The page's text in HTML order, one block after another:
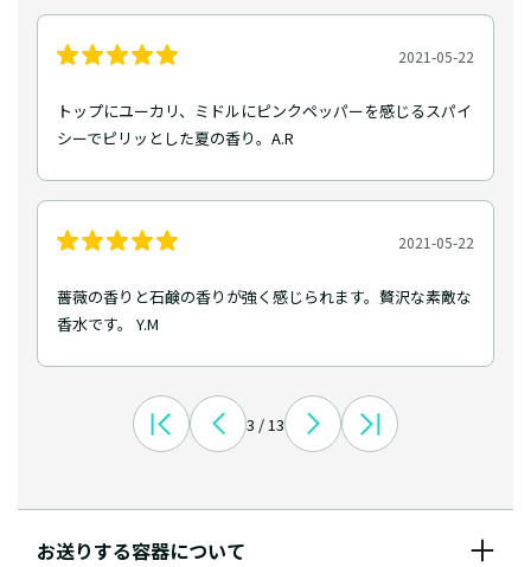
2021-05-22
トップにユーカリ、ミドルにピンクペッパーを感じるスパイ
シーでピリッとした夏の香り。A.R
2021-05-22
薔薇の香りと石鹸の香りが強く感じられます。贅沢な素敵な
香水です。 Y.M
3 / 13
お送りする容器について